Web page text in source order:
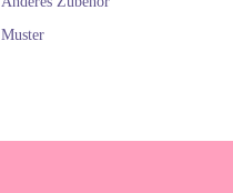
Muster